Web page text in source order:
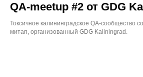
QA-meetup #2 от GDG
Токсичное калининградское QA-сообщество
митап, организованный GDG Kaliningrad.